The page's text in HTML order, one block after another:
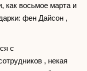
как восьмое марта и
фен Дайсон ,
с
, некая